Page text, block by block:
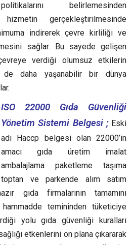
politikalarını belirlemesinden
gerçekleştirilmesinde
indirerek çevre kirliliği ve
sağlar. Bu sayede gelişen
verdiği olumsuz etkilerin
daha yaşanabilir bir dünya
ISO 22000 Gıda Güvenliği
Yönetim Sistemi Belgesi ; Eski
adı Haccp belgesi olan 22000’in
amacı gıda üretim imalat
ambalajlama paketleme taşıma
toptan ve parkende alım satım
gıda firmalarının tamamını
hammadde temininden tüketiciye
yolu gıda güvenliği kuralları
etkenlerini ön plana çıkararak